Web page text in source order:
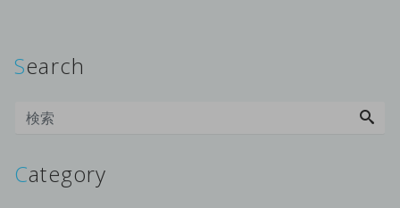
Search
Category